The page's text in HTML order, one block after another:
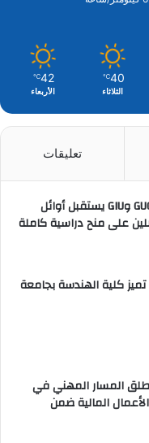
40
℃
الثلاثاء
42
℃
الأربعاء
تعليقات
رئيس مجلس أمناء GUC وGIU يستقبل أوائل
على منح دراسية كاملة
كلية الهندسة بجامعة
المسار المهني في
المالية ضمن